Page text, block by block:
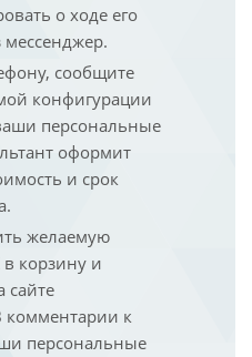
о ходе его
сообщите
конфигурации
персональные
оформит
и срок
желаемую
корзину и
сайте
комментарии к
персональные